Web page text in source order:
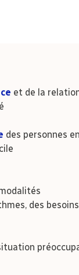
et de la
des personnes
des